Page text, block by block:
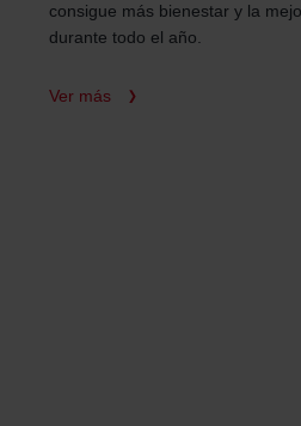
consigue más bienestar y la
durante todo el año.
Ver más